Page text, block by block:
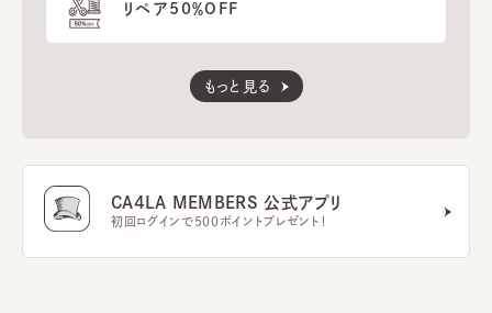
リペア50％OFF
もっと見る
CA4LA MEMBERS 公式アプリ
初回ログインで500ポイントプレゼント！